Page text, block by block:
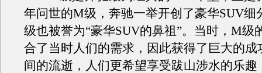
年问世的M级，奔驰一举开创了豪华SUV细
级也被誉为“豪华SUV的鼻祖”。当时，M级
合了当时人们的需求，因此获得了巨大的成
间的流逝，人们更希望享受跋山涉水的乐趣